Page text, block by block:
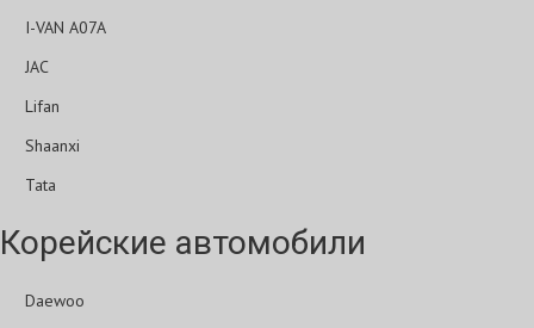
I-VAN A07A
JAC
Lifan
Shaanxi
Tata
Корейские автомобили
Daewoo